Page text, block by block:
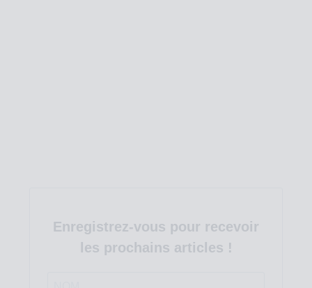
Enregistrez-vous pour recevoir
les prochains articles !